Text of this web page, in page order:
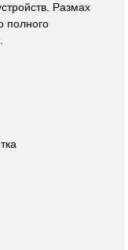
Размах
полного